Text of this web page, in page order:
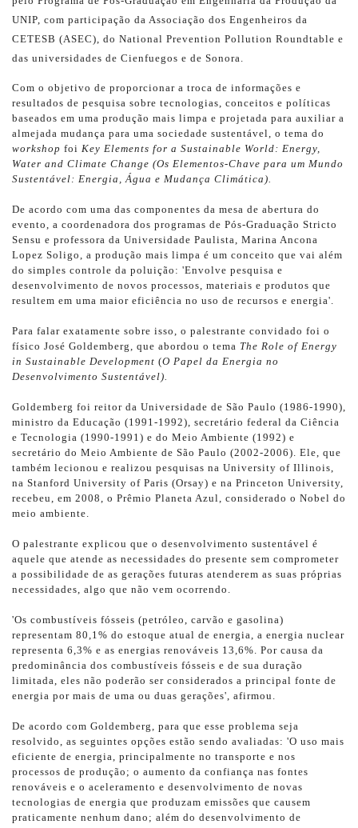
UNIP, com participação da Associação dos Engenheiros da
CETESB (ASEC), do National Prevention Pollution Roundtable e
das universidades de Cienfuegos e de Sonora.
Com o objetivo de proporcionar a troca de informações e
resultados de pesquisa sobre tecnologias, conceitos e políticas
baseados em uma produção mais limpa e projetada para auxiliar a
almejada mudança para uma sociedade sustentável, o tema do
workshop foi Key Elements for a Sustainable World: Energy,
Water and Climate Change (Os Elementos-Chave para um Mundo
Sustentável: Energia, Água e Mudança Climática).
De acordo com uma das componentes da mesa de abertura do
evento, a coordenadora dos programas de Pós-Graduação Stricto
Sensu e professora da Universidade Paulista, Marina Ancona
Lopez Soligo, a produção mais limpa é um conceito que vai além
do simples controle da poluição: 'Envolve pesquisa e
desenvolvimento de novos processos, materiais e produtos que
resultem em uma maior eficiência no uso de recursos e energia'.
Para falar exatamente sobre isso, o palestrante convidado foi o
físico José Goldemberg, que abordou o tema The Role of Energy
in Sustainable Development (O Papel da Energia no
Desenvolvimento Sustentável).
Goldemberg foi reitor da Universidade de São Paulo (1986-1990),
ministro da Educação (1991-1992), secretário federal da Ciência
e Tecnologia (1990-1991) e do Meio Ambiente (1992) e
secretário do Meio Ambiente de São Paulo (2002-2006). Ele, que
também lecionou e realizou pesquisas na University of Illinois,
na Stanford University of Paris (Orsay) e na Princeton University,
recebeu, em 2008, o Prêmio Planeta Azul, considerado o Nobel do
meio ambiente.
O palestrante explicou que o desenvolvimento sustentável é
aquele que atende as necessidades do presente sem comprometer
a possibilidade de as gerações futuras atenderem as suas próprias
necessidades, algo que não vem ocorrendo.
'Os combustíveis fósseis (petróleo, carvão e gasolina)
representam 80,1% do estoque atual de energia, a energia nuclear
representa 6,3% e as energias renováveis 13,6%. Por causa da
predominância dos combustíveis fósseis e de sua duração
limitada, eles não poderão ser considerados a principal fonte de
energia por mais de uma ou duas gerações', afirmou.
De acordo com Goldemberg, para que esse problema seja
resolvido, as seguintes opções estão sendo avaliadas: 'O uso mais
eficiente de energia, principalmente no transporte e nos
processos de produção; o aumento da confiança nas fontes
renováveis e o aceleramento e desenvolvimento de novas
tecnologias de energia que produzam emissões que causem
praticamente nenhum dano; além do desenvolvimento de